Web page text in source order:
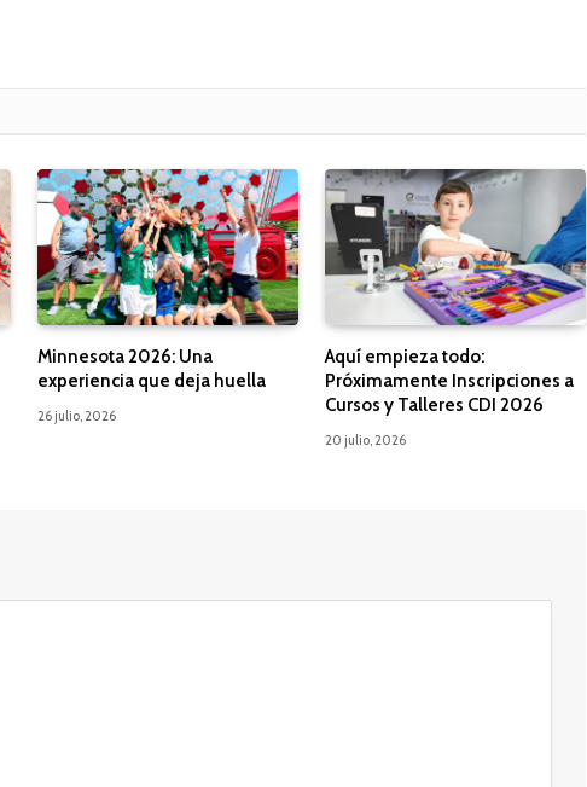
Minnesota 2026: Una
experiencia que deja huella
26 julio, 2026
Aquí empieza todo:
Próximamente Inscripciones a
Cursos y Talleres CDI 2026
20 julio, 2026